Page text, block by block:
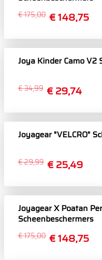
€ 148,75
€ 175,00
Joya Kinder Camo V2
€ 29,74
€ 34,99
Joyagear "VELCRO"
€ 25,49
€ 29,99
Joyagear X Poatan
Scheenbeschermers
€ 148,75
€ 175,00